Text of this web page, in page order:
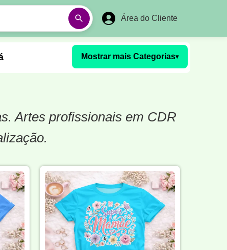
Área do Cliente
Mostrar mais Categorias▾
Ano Novo Réveillon
Futebol Amador
Matemática
Artes profissionais em CDR